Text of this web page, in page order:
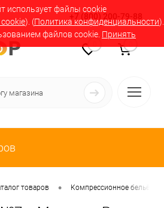
использует файлы cookie
). (Политика конфиденциальности).
файлов cookie. Принять
+7 (800) 200-79-88
товаров • Компрессионное бельё в